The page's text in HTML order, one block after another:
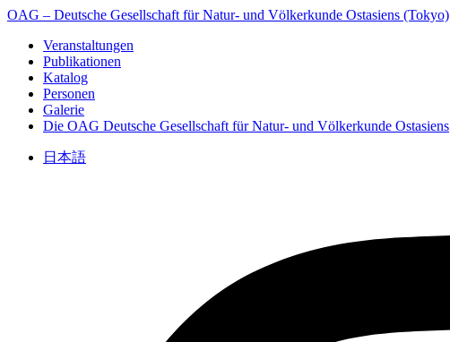
OAG – Deutsche Gesellschaft für Natur- und Völkerkunde Ostasiens (Tokyo)
Veranstaltungen
Publikationen
Katalog
Personen
Galerie
Die OAG Deutsche Gesellschaft für Natur- und Völkerkunde Ostasiens
日本語